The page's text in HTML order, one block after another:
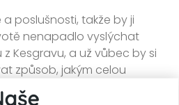
poslušnosti, takže by ji
nenapadlo vyslýchat
Kesgravu, a už vůbec by si
způsob, jakým celou
konstáblovi.